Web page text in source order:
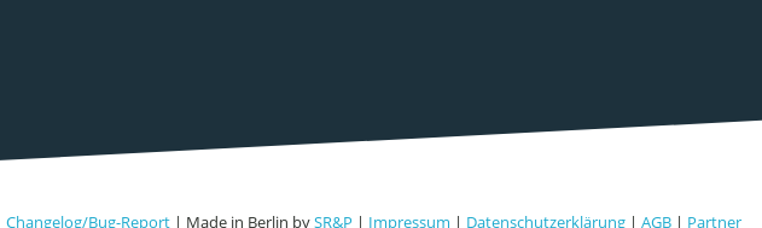
Changelog/Bug-Report| Made in Berlin bySR&P | Impressum | Datenschutzerklärung| AGB| Partner